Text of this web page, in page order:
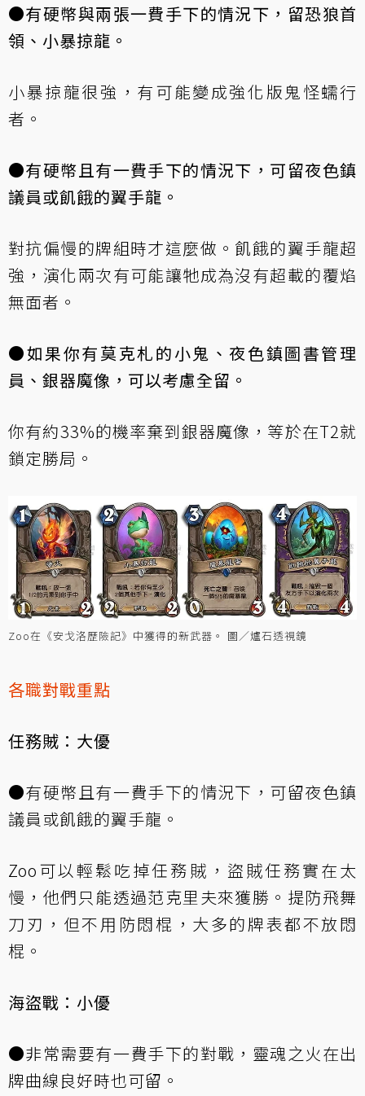
●有硬幣與兩張一費手下的情況下，留恐狼首
領、小暴掠龍。
小暴掠龍很強，有可能變成強化版鬼怪蠕行
者。
●有硬幣且有一費手下的情況下，可留夜色鎮
議員或飢餓的翼手龍。
對抗偏慢的牌組時才這麼做。飢餓的翼手龍超
強，演化兩次有可能讓牠成為沒有超載的覆焰
無面者。
●如果你有莫克札的小鬼、夜色鎮圖書管理
員、銀器魔像，可以考慮全留。
你有約33%的機率棄到銀器魔像，等於在T2就
鎖定勝局。
Zoo在《安戈洛歷險記》中獲得的新武器。 圖／爐石透視鏡
各職對戰重點
任務賊：大優
●有硬幣且有一費手下的情況下，可留夜色鎮
議員或飢餓的翼手龍。
Zoo可以輕鬆吃掉任務賊，盜賊任務實在太
慢，他們只能透過范克里夫來獲勝。提防飛舞
刀刃，但不用防悶棍，大多的牌表都不放悶
棍。
海盜戰：小優
●非常需要有一費手下的對戰，靈魂之火在出
牌曲線良好時也可留。